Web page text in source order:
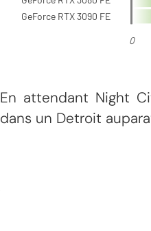
En attendant Night
dans un Detroit